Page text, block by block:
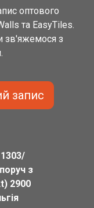
оптового
та EasyTiles.
зв'яжемося з
з
2900
запис